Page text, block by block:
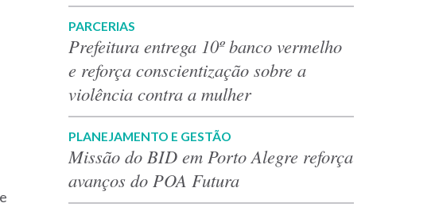
PARCERIAS
Prefeitura entrega 10º banco vermelho
e reforça conscientização sobre a
violência contra a mulher
PLANEJAMENTO E GESTÃO
Missão do BID em Porto Alegre reforça
avanços do POA Futura